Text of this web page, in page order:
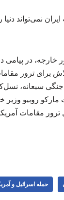
نمی‌تواند دنیا
در پیامی
برای ترور
جنگی سبعانه،
روبیو وزیر
ترور مقامات
حمله اسرائیل و